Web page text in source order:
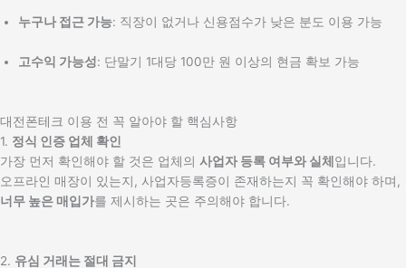
누구나 접근 가능: 직장이 없거나 신용점수가 낮은 분도 이용 가능
고수익 가능성: 단말기 1대당 100만 원 이상의 현금 확보 가능
대전폰테크 이용 전 꼭 알아야 할 핵심사항
1. 정식 인증 업체 확인
가장 먼저 확인해야 할 것은 업체의 사업자 등록 여부와 실체 입니다.
오프라인 매장이 있는지, 사업자등록증이 존재하는지 꼭 확인해야 하며,
너무 높은 매입가를 제시하는 곳은 주의해야 합니다.
2. 유심 거래는 절대 금지